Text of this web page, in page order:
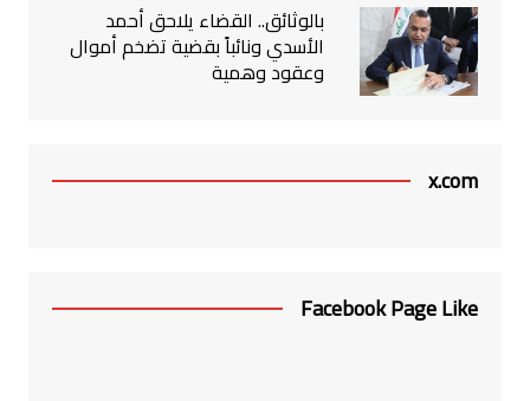
بالوثائق.. القضاء يلاحق أحمد
الأسدي ونائباً بقضية تضخم أموال
وعقود وهمية
x.com
Facebook Page Like